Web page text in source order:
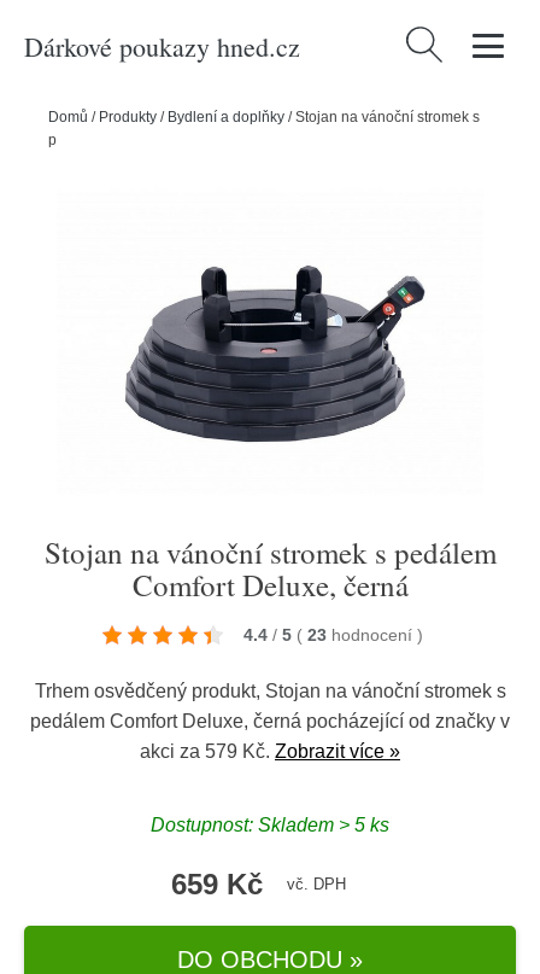
Dárkové poukazy hned.cz Vyhledávání
Domů / Produkty / Bydlení a doplňky /Stojan na vánoční stromek s
pedálem Comfort Deluxe, černá
Stojan na vánoční stromek s pedálem
Comfort Deluxe, černá
4.4 / 5 ( 23 hodnocení )
Trhem osvědčený produkt, Stojan na vánoční stromek s
pedálem Comfort Deluxe, černá pocházející od značky v
akci za 579 Kč. Zobrazit více »
Dostupnost: Skladem > 5 ks
659 Kč vč. DPH
DO OBCHODU »